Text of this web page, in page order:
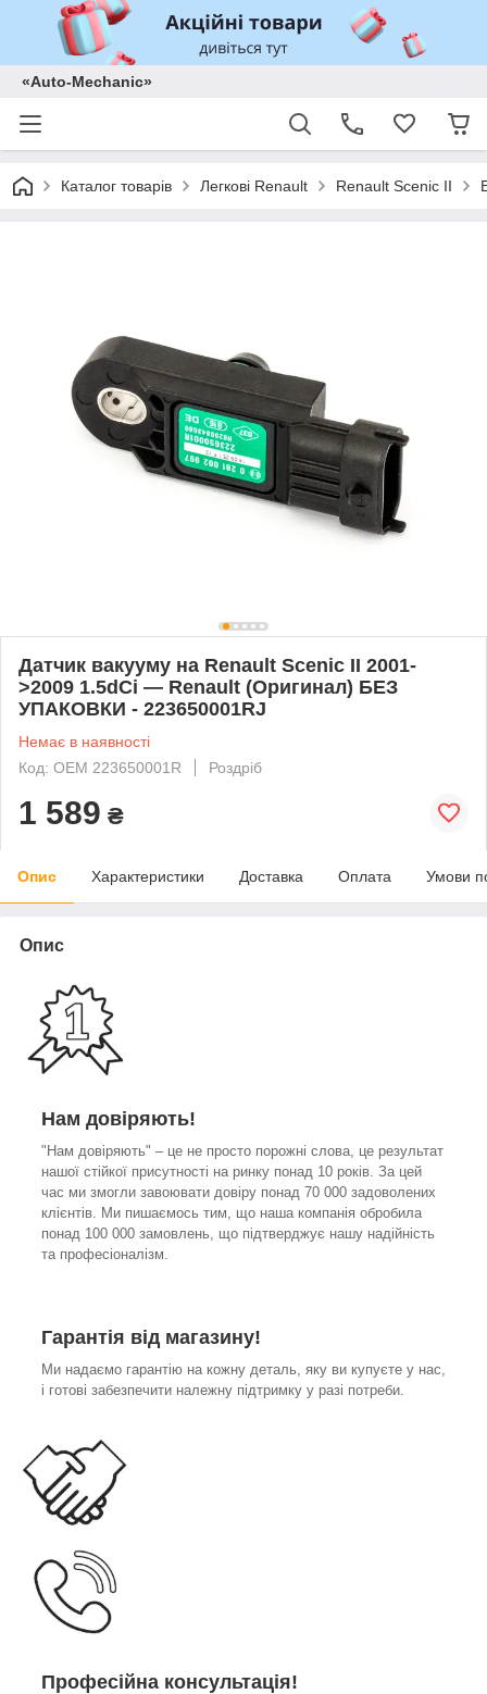
«Auto-Mechanic»
Каталог товарів Легкові Renault Renault Scenic II
Датчик вакууму на Renault Scenic II 2001-
>2009 1.5dCi — Renault (Оригинал) БЕЗ
УПАКОВКИ - 223650001RJ
Немає в наявності
Код: OEM 223650001R
Роздріб
1 589 ₴
Опис Характеристики Доставка Оплата Умови
Опис
Нам довіряють!
"Нам довіряють" – це не просто порожні слова, це результат
нашої стійкої присутності на ринку понад 10 років. За цей
час ми змогли завоювати довіру понад 70 000 задоволених
клієнтів. Ми пишаємось тим, що наша компанія обробила
понад 100 000 замовлень, що підтверджує нашу надійність
та професіоналізм.
Гарантія від магазину!
Ми надаємо гарантію на кожну деталь, яку ви купуєте у нас,
і готові забезпечити належну підтримку у разі потреби.
Професійна консультація!